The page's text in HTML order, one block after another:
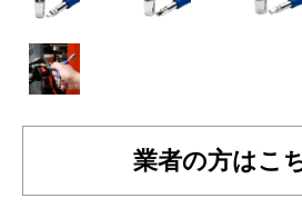
業者の方はこ